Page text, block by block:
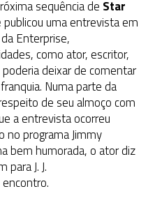
sequência de Star
publicou uma entrevista em
Enterprise,
como ator, escritor,
deixar de comentar
Numa parte da
de seu almoço com
a entrevista ocorreu
no programa Jimmy
bem humorada, o ator diz
J. J.